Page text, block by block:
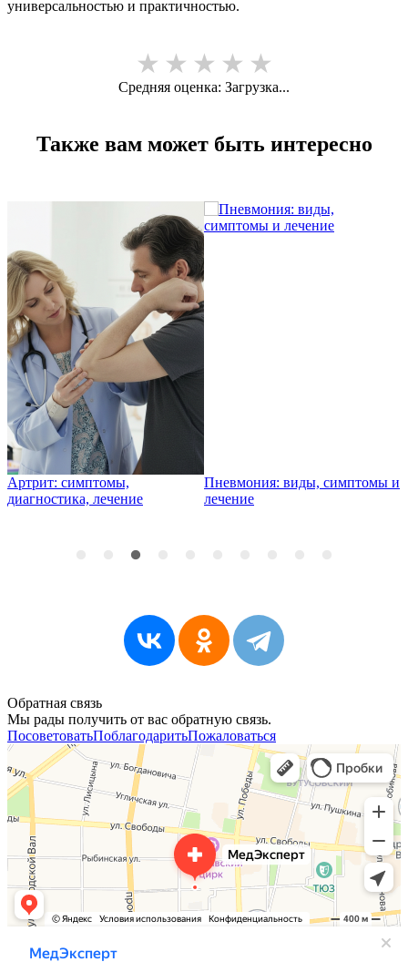
универсальностью и практичностью.
★ ★ ★ ★ ★
Средняя оценка: Загрузка...
Также вам может быть интересно
Артрит: симптомы,
диагностика, лечение
Пневмония: виды, симптомы и
лечение
Обратная связь
Мы рады получить от вас обратную связь.
ПосоветоватьПоблагодаритьПожаловаться